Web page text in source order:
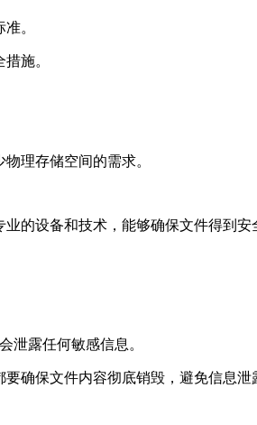
。
施。
理存储空间的需求。
的设备和技术，能够确保文件得到
泄露任何敏感信息。
确保文件内容彻底销毁，避免信息泄